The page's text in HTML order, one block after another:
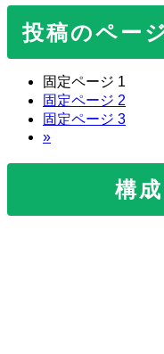
投稿のペー
固定ページ 1
固定ページ 2
固定ページ 3
»
構